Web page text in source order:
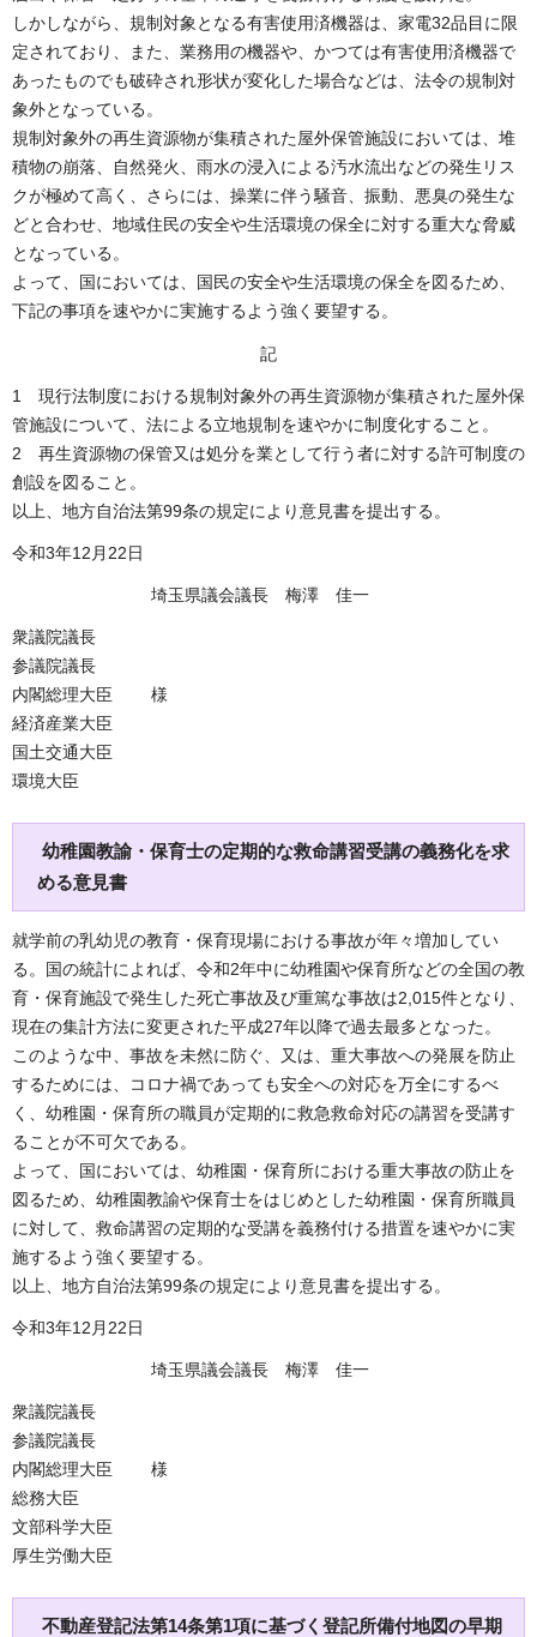
しかしながら、規制対象となる有害使用済機器は、家電32品目に限
定されており、また、業務用の機器や、かつては有害使用済機器で
あったものでも破砕され形状が変化した場合などは、法令の規制対
象外となっている。
規制対象外の再生資源物が集積された屋外保管施設においては、堆
積物の崩落、自然発火、雨水の浸入による汚水流出などの発生リス
クが極めて高く、さらには、操業に伴う騒音、振動、悪臭の発生な
どと合わせ、地域住民の安全や生活環境の保全に対する重大な脅威
となっている。
よって、国においては、国民の安全や生活環境の保全を図るため、
下記の事項を速やかに実施するよう強く要望する。
記
1 現行法制度における規制対象外の再生資源物が集積された屋外保
管施設について、法による立地規制を速やかに制度化すること。
2 再生資源物の保管又は処分を業として行う者に対する許可制度の
創設を図ること。
以上、地方自治法第99条の規定により意見書を提出する。
令和3年12月22日
埼玉県議会議長 梅澤 佳一
衆議院議長
参議院議長
内閣総理大臣 様
経済産業大臣
国土交通大臣
環境大臣
幼稚園教諭・保育士の定期的な救命講習受講の義務化を求
める意見書
就学前の乳幼児の教育・保育現場における事故が年々増加してい
る。国の統計によれば、令和2年中に幼稚園や保育所などの全国の教
育・保育施設で発生した死亡事故及び重篤な事故は2,015件となり、
現在の集計方法に変更された平成27年以降で過去最多となった。
このような中、事故を未然に防ぐ、又は、重大事故への発展を防止
するためには、コロナ禍であっても安全への対応を万全にするべ
く、幼稚園・保育所の職員が定期的に救急救命対応の講習を受講す
ることが不可欠である。
よって、国においては、幼稚園・保育所における重大事故の防止を
図るため、幼稚園教諭や保育士をはじめとした幼稚園・保育所職員
に対して、救命講習の定期的な受講を義務付ける措置を速やかに実
施するよう強く要望する。
以上、地方自治法第99条の規定により意見書を提出する。
令和3年12月22日
埼玉県議会議長 梅澤 佳一
衆議院議長
参議院議長
内閣総理大臣 様
総務大臣
文部科学大臣
厚生労働大臣
不動産登記法第14条第1項に基づく登記所備付地図の早期